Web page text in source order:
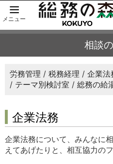
メニュー
相談
労務管理 税務経理 企業法
テーマ別検討室
総務の給
企業法務
企業法務について、みんなに
えてあげたりと、相互協力の